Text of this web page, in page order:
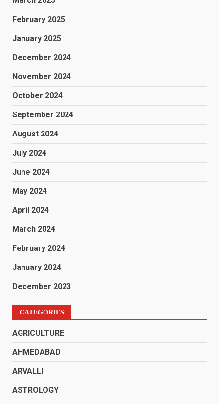
February 2025
January 2025
December 2024
November 2024
October 2024
September 2024
August 2024
July 2024
June 2024
May 2024
April 2024
March 2024
February 2024
January 2024
December 2023
CATEGORIES
AGRICULTURE
AHMEDABAD
ARVALLI
ASTROLOGY